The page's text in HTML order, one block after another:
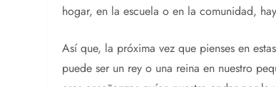
hogar, en la escuela o en la comunidad,
Así que, la próxima vez que pienses en
puede ser un rey o una reina en nuestro